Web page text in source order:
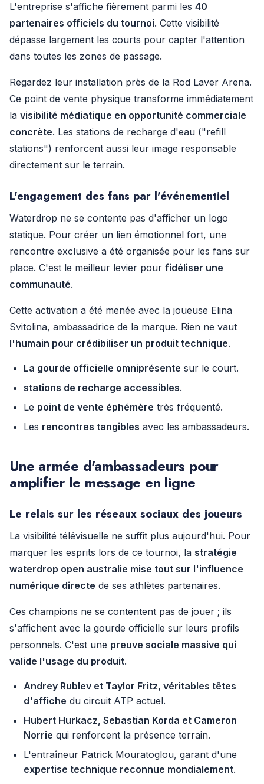
L'entreprise s'affiche fièrement parmi les 40
partenaires officiels du tournoi. Cette visibilité
dépasse largement les courts pour capter l'attention
dans toutes les zones de passage.
Regardez leur installation près de la Rod Laver Arena.
Ce point de vente physique transforme immédiatement
la visibilité médiatique en opportunité commerciale
concrète. Les stations de recharge d'eau ("refill
stations") renforcent aussi leur image responsable
directement sur le terrain.
L'engagement des fans par l'événementiel
Waterdrop ne se contente pas d'afficher un logo
statique. Pour créer un lien émotionnel fort, une
rencontre exclusive a été organisée pour les fans sur
place. C'est le meilleur levier pour fidéliser une
communauté.
Cette activation a été menée avec la joueuse Elina
Svitolina, ambassadrice de la marque. Rien ne vaut
l'humain pour crédibiliser un produit technique.
La gourde officielle omniprésente sur le court.
stations de recharge accessibles.
Le point de vente éphémère très fréquenté.
Les rencontres tangibles avec les ambassadeurs.
Une armée d'ambassadeurs pour
amplifier le message en ligne
Le relais sur les réseaux sociaux des joueurs
La visibilité télévisuelle ne suffit plus aujourd'hui. Pour
marquer les esprits lors de ce tournoi, la stratégie
waterdrop open australie mise tout sur l'influence
numérique directe de ses athlètes partenaires.
Ces champions ne se contentent pas de jouer ; ils
s'affichent avec la gourde officielle sur leurs profils
personnels. C'est une preuve sociale massive qui
valide l'usage du produit.
Andrey Rublev et Taylor Fritz, véritables têtes
d'affiche du circuit ATP actuel.
Hubert Hurkacz, Sebastian Korda et Cameron
Norrie qui renforcent la présence terrain.
L'entraîneur Patrick Mouratoglou, garant d'une
expertise technique reconnue mondialement.